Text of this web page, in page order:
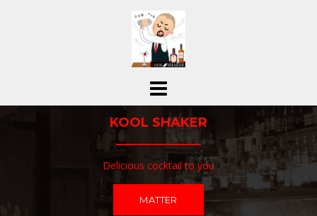
ス
KOOL SHAKER
Delicious cocktail to you
MATTER